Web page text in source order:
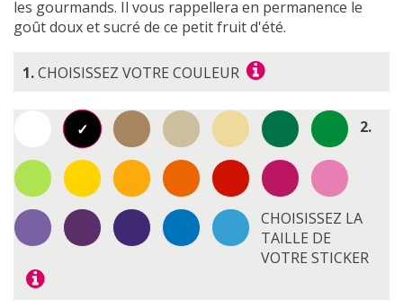
les gourmands. Il vous rappellera en permanence le
goût doux et sucré de ce petit fruit d'été.
1.CHOISISSEZ VOTRE COULEUR
2.
CHOISISSEZ LA
TAILLE DE
VOTRE STICKER